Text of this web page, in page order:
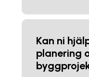
Kan ni
planering